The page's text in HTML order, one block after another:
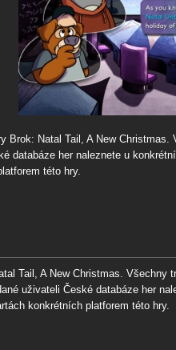
Brok: Natal Tail, A New
databáze her naleznete u
této hry.
Tail, A New Christmas. Všechny
uživateli České databáze her
konkrétních platforem této hry.